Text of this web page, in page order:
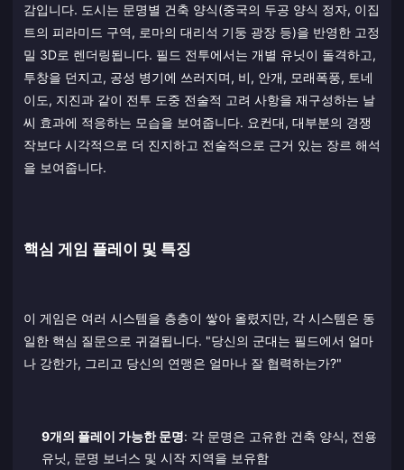
감입니다. 도시는 문명별 건축 양식(중국의 두공 양식 정자, 이집
트의 피라미드 구역, 로마의 대리석 기둥 광장 등)을 반영한 고정
밀 3D로 렌더링됩니다. 필드 전투에서는 개별 유닛이 돌격하고,
투창을 던지고, 공성 병기에 쓰러지며, 비, 안개, 모래폭풍, 토네
이도, 지진과 같이 전투 도중 전술적 고려 사항을 재구성하는 날
씨 효과에 적응하는 모습을 보여줍니다. 요컨대, 대부분의 경쟁
작보다 시각적으로 더 진지하고 전술적으로 근거 있는 장르 해석
을 보여줍니다.
핵심 게임 플레이 및 특징
이 게임은 여러 시스템을 층층이 쌓아 올렸지만, 각 시스템은 동
일한 핵심 질문으로 귀결됩니다. "당신의 군대는 필드에서 얼마
나 강한가, 그리고 당신의 연맹은 얼마나 잘 협력하는가?"
9개의 플레이 가능한 문명: 각 문명은 고유한 건축 양식, 전용
유닛, 문명 보너스 및 시작 지역을 보유함